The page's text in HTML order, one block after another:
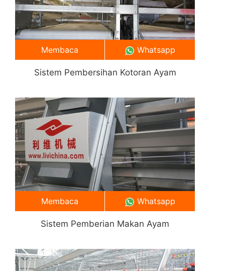
Sistem Pembersihan Kotoran Ayam
Membaca Whatsapp
Sistem Pemberian Makan Ayam
Membaca Whatsapp